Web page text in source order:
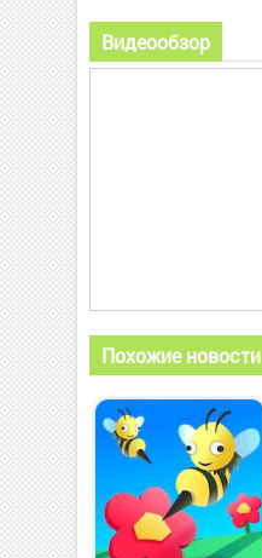
Видеообзор
Похожие новости